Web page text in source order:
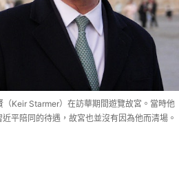
Keir Starmer）在訪華期間遊覽故宮。當時他
平陪同的待遇，故宮也並沒有因為他而清場。